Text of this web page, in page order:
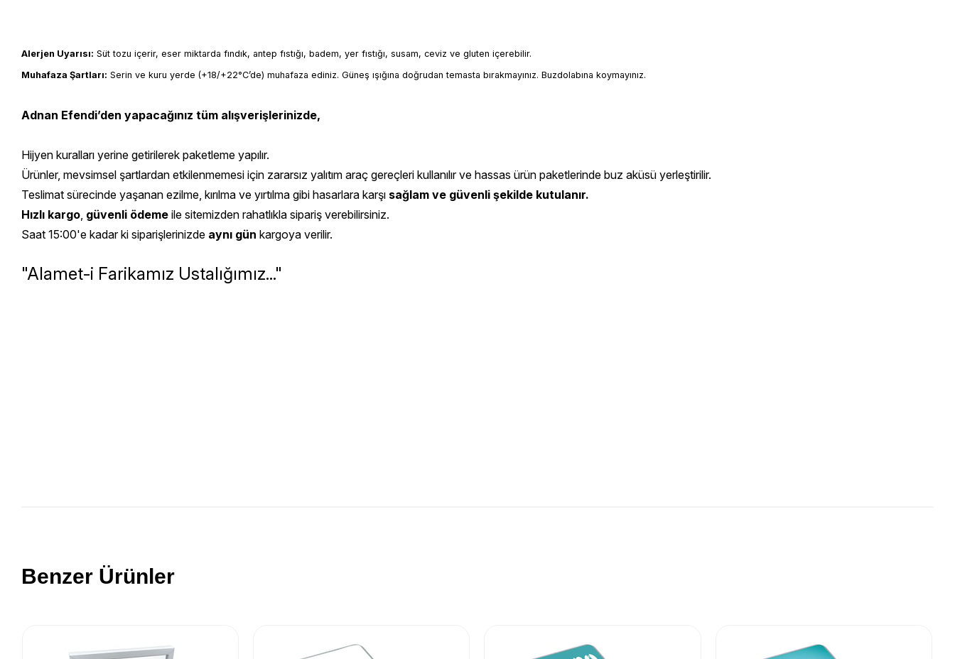
Alerjen Uyarısı: Süt tozu içerir, eser miktarda fındık, antep fıstığı, badem, yer fıstığı, susam, ceviz ve gluten içerebilir.
Muhafaza Şartları: Serin ve kuru yerde (+18/+22°C’de) muhafaza ediniz. Güneş ışığına doğrudan temasta bırakmayınız. Buzdolabına koymayınız.
Adnan Efendi’den yapacağınız tüm alışverişlerinizde,
Hijyen kuralları yerine getirilerek paketleme yapılır.
Ürünler, mevsimsel şartlardan etkilenmemesi için zararsız yalıtım araç gereçleri kullanılır ve hassas ürün paketlerinde buz aküsü yerleştirilir.
Teslimat sürecinde yaşanan ezilme, kırılma ve yırtılma gibi hasarlara karşı sağlam ve güvenli şekilde kutulanır.
Hızlı kargo, güvenli ödeme ile sitemizden rahatlıkla sipariş verebilirsiniz.
Saat 15:00'e kadar ki siparişlerinizde aynı gün kargoya verilir.
"Alamet-i Farikamız Ustalığımız..."
Benzer Ürünler